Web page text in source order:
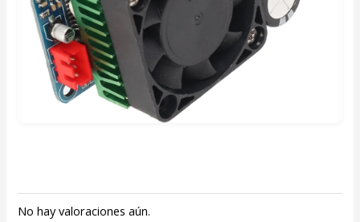
No hay valoraciones aún.